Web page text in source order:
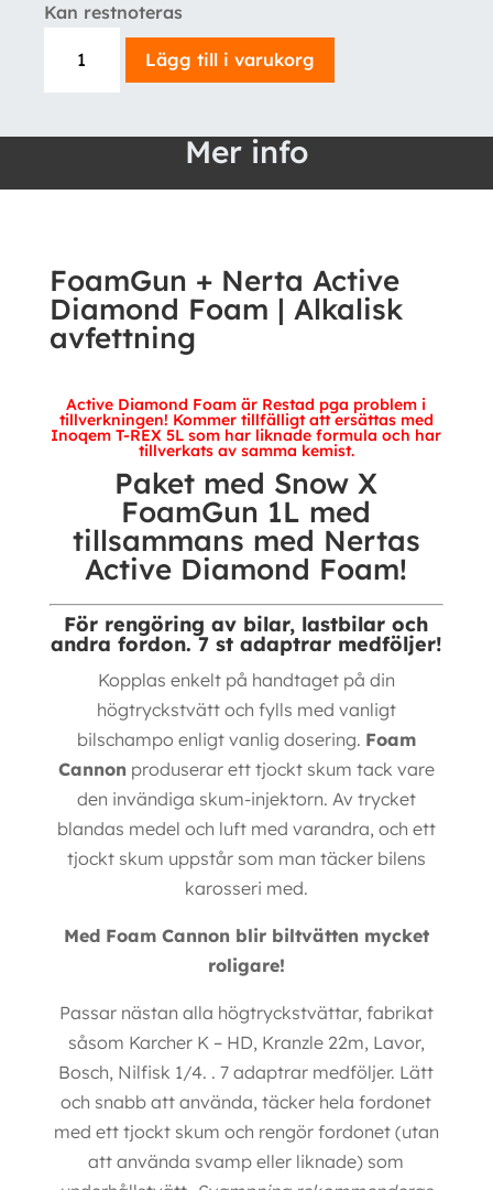
Kan restnoteras
FoamGun
Foam
avfettning
mängd
Lägg till i varukorg
Mer info
FoamGun + Nerta Active
Diamond Foam | Alkalisk
avfettning
Active Diamond Foam är Restad pga problem i
tillverkningen! Kommer tillfälligt att ersättas med
Inoqem T-REX 5L som har liknade formula och har
tillverkats av samma kemist.
Paket med Snow X
FoamGun 1L med
tillsammans med Nertas
Active Diamond Foam!
För rengöring av bilar, lastbilar och
andra fordon. 7 st adaptrar medföljer!
Kopplas enkelt på handtaget på din
högtryckstvätt och fylls med vanligt
bilschampo enligt vanlig dosering. Foam
Cannonproduserar ett tjockt skum tack vare
den invändiga skum-injektorn. Av trycket
blandas medel och luft med varandra, och ett
tjockt skum uppstår som man täcker bilens
karosseri med.
Med Foam Cannon blir biltvätten mycket
roligare!
Passar nästan alla högtryckstvättar, fabrikat
såsom Karcher K – HD, Kranzle 22m, Lavor,
Bosch, Nilfisk 1/4. . 7 adaptrar medföljer. Lätt
och snabb att använda, täcker hela fordonet
med ett tjockt skum och rengör fordonet (utan
att använda svamp eller liknade) som